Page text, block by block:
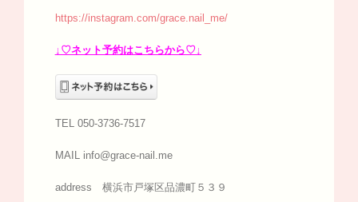
https://instagram.com/grace.nail_me/
↓♡ネット予約はこちらから♡↓
TEL 050-3736-7517
MAIL info@grace-nail.me
address 横浜市戸塚区品濃町５３９